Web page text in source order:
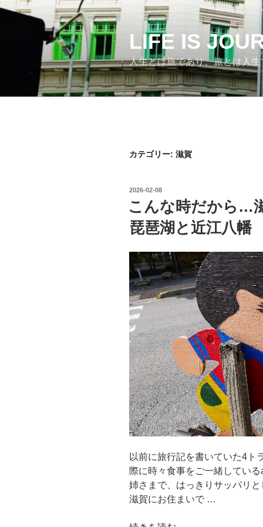
コ
LIFE IS
人生とは旅であり、旅とは人生
カテゴリー: 滋賀
投
日:
2026-02-08
こんな時だから…
琵琶湖と近江八幡
以前に旅行記を書いていた4ト
際に時々食事をご一緒してい
姉さまで、はっきりサッパリ
滋賀にお住まいで …